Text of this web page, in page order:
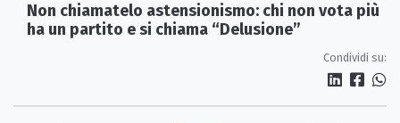
Non chiamatelo astensionismo: chi non vota più
ha un partito e si chiama “Delusione”
Condividi su: